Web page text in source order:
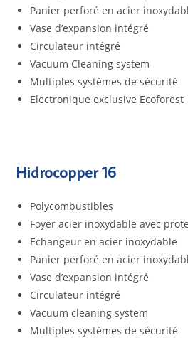
Panier perforé en acier
Vase d’expansion intégré
Circulateur intégré
Vacuum Cleaning system
Multiples systèmes de sécurité
Electronique exclusive Ecoforest
Hidrocopper 16
Polycombustibles
Foyer acier inoxydable avec
Echangeur en acier inoxydable
Panier perforé en acier
Vase d’expansion intégré
Circulateur intégré
Vacuum cleaning system
Multiples systèmes de sécurité